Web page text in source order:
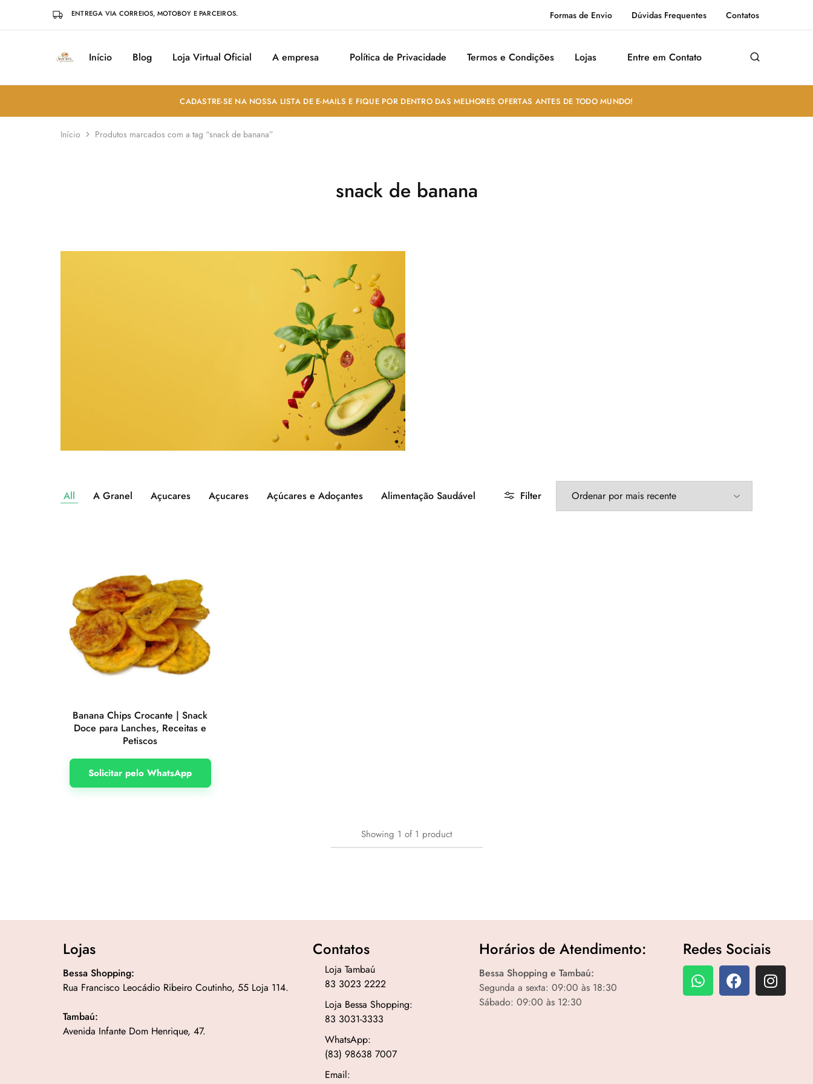
ENTREGA VIA CORREIOS, MOTOBOY E PARCEIROS. Formas de Envio Dúvidas Frequentes Contatos
Sabores
Sua
Temperos
em
João
Pessoa
Início Blog Loja Virtual Oficial A empresa Política de Privacidade Termos e Condições Lojas Entre em Contato
CADASTRE-SE NA NOSSA LISTA DE E-MAILS E FIQUE POR DENTRO DAS MELHORES OFERTAS ANTES DE TODO MUNDO!
Início Produtos marcados com a tag “snack de banana”
snack de banana
All A Granel Açucares Açucares Açúcares e Adoçantes Alimentação Saudável Filter
Banana Chips Crocante | Snack
Doce para Lanches, Receitas e
Petiscos
Solicitar pelo WhatsApp
Showing 1 of 1 product
Lojas
Bessa Shopping:
Rua Francisco Leocádio Ribeiro Coutinho, 55 Loja 114.
Tambaú:
Avenida Infante Dom Henrique, 47.
Contatos
Loja Tambaú
83 3023 2222
Loja Bessa Shopping:
83 3031-3333
WhatsApp:
(83) 98638 7007
Email:
Horários de Atendimento:
Bessa Shopping e Tambaú:
Segunda a sexta: 09:00 às 18:30
Sábado: 09:00 às 12:30
Redes Sociais